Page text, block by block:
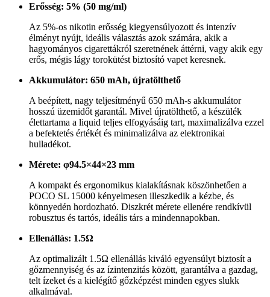
Erősség: 5% (50 mg/ml)
Az 5%-os nikotin erősség kiegyensúlyozott és intenzív
élményt nyújt, ideális választás azok számára, akik a
hagyományos cigarettákról szeretnének áttérni, vagy akik egy
erős, mégis lágy torokütést biztosító vapet keresnek.
Akkumulátor: 650 mAh, újratölthető
A beépített, nagy teljesítményű 650 mAh-s akkumulátor
hosszú üzemidőt garantál. Mivel újratölthető, a készülék
élettartama a liquid teljes elfogyásáig tart, maximalizálva ezzel
a befektetés értékét és minimalizálva az elektronikai
hulladékot.
Mérete: φ94.5×44×23 mm
A kompakt és ergonomikus kialakításnak köszönhetően a
POCO SL 15000 kényelmesen illeszkedik a kézbe, és
könnyedén hordozható. Diszkrét mérete ellenére rendkívül
robusztus és tartós, ideális társ a mindennapokban.
Ellenállás: 1.5Ω
Az optimalizált 1.5Ω ellenállás kiváló egyensúlyt biztosít a
gőzmennyiség és az ízintenzitás között, garantálva a gazdag,
telt ízeket és a kielégítő gőzképzést minden egyes slukk
alkalmával.